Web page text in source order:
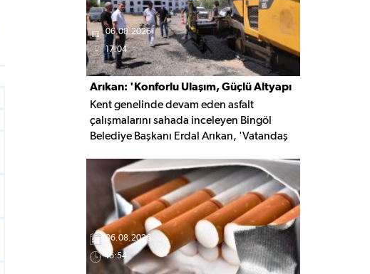
06.08.2026
17:04
Arıkan: 'Konforlu Ulaşım, Güçlü Altyapı
İçin Çalışıyoruz'
Kent genelinde devam eden asfalt
çalışmalarını sahada inceleyen Bingöl
Belediye Başkanı Erdal Arıkan, 'Vatandaş
hayatına kattığı konforu hatırlar' diyerek,
ulaşım yatırımlarında kalıcı ve güvenli
çözümleri öncelediklerini söyledi. Arıkan,
bu sezon yaklaşık 40 bin ton asfalt serimi
gerçekleştirileceğini belirtti.
06.08.2026
16:54